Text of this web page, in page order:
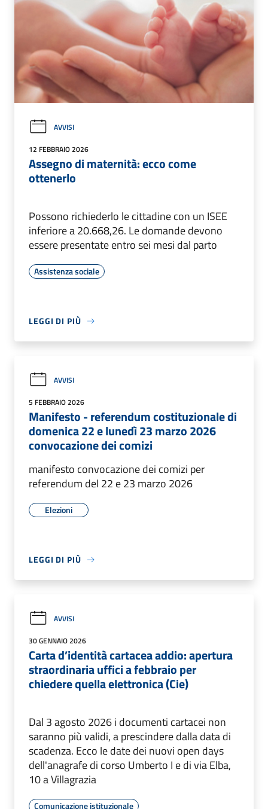
AVVISI
12 FEBBRAIO 2026
Assegno di maternità: ecco come
ottenerlo
Possono richiederlo le cittadine con un ISEE
inferiore a 20.668,26. Le domande devono
essere presentate entro sei mesi dal parto
Assistenza sociale
LEGGI DI PIÙ
AVVISI
5 FEBBRAIO 2026
Manifesto - referendum costituzionale di
domenica 22 e lunedì 23 marzo 2026
convocazione dei comizi
manifesto convocazione dei comizi per
referendum del 22 e 23 marzo 2026
Elezioni
LEGGI DI PIÙ
AVVISI
30 GENNAIO 2026
Carta d’identità cartacea addio: apertura
straordinaria uffici a febbraio per
chiedere quella elettronica (Cie)
Dal 3 agosto 2026 i documenti cartacei non
saranno più validi, a prescindere dalla data di
scadenza. Ecco le date dei nuovi open days
dell'anagrafe di corso Umberto I e di via Elba,
10 a Villagrazia
Comunicazione istituzionale